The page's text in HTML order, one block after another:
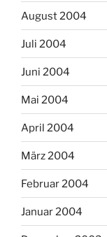
August 2004
Juli 2004
Juni 2004
Mai 2004
April 2004
März 2004
Februar 2004
Januar 2004